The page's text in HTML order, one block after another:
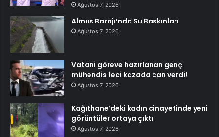
Ağustos 7, 2026
Almus Barajı’nda Su Baskınları
Ağustos 7, 2026
Vatani göreve hazırlanan genç
mühendis feci kazada can verdi!
Ağustos 7, 2026
Kağıthane’deki kadın cinayetinde yeni
görüntüler ortaya çıktı
Ağustos 7, 2026